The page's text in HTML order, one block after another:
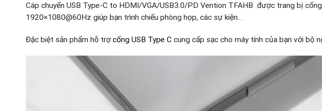
Cáp chuyển USB Type-C to HDMI/VGA/USB3.0/PD Vention TFAHB được trang bị
1920×1080@60Hz giúp bạn trình chiếu phòng họp, các sự kiện…
Đặc biệt sản phẩm hỗ trợ cổng USB Type C cung cấp sạc cho máy tính của bạn với bộ